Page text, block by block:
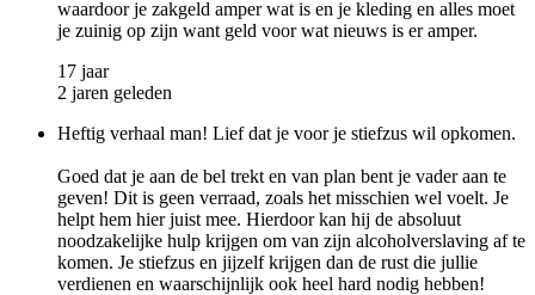
waardoor je zakgeld amper wat is en je kleding en alles moet
je zuinig op zijn want geld voor wat nieuws is er amper.
17 jaar
2 jaren geleden
Heftig verhaal man! Lief dat je voor je stiefzus wil opkomen.
Goed dat je aan de bel trekt en van plan bent je vader aan te
geven! Dit is geen verraad, zoals het misschien wel voelt. Je
helpt hem hier juist mee. Hierdoor kan hij de absoluut
noodzakelijke hulp krijgen om van zijn alcoholverslaving af te
komen. Je stiefzus en jijzelf krijgen dan de rust die jullie
verdienen en waarschijnlijk ook heel hard nodig hebben!